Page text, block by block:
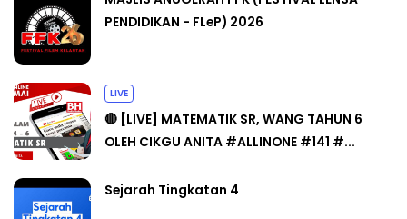
PENDIDIKAN - FLeP) 2026
LIVE
🔴 [LIVE] MATEMATIK SR, WANG TAHUN 6
OLEH CIKGU ANITA #ALLINONE #141 #...
Sejarah Tingkatan 4